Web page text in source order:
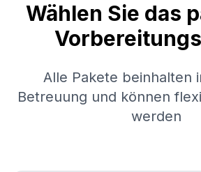
Wählen Sie das
Alle Pakete beinhalten
Betreuung und können
werden